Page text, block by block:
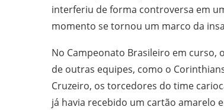
interferiu de forma controversa em
momento se tornou um marco da
No Campeonato Brasileiro em
de outras equipes, como o
Cruzeiro, os torcedores do time
já havia recebido um cartão amarelo